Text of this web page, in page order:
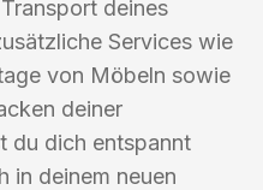
deines
Services wie
von Möbeln sowie
deiner
du dich entspannt
in deinem neuen